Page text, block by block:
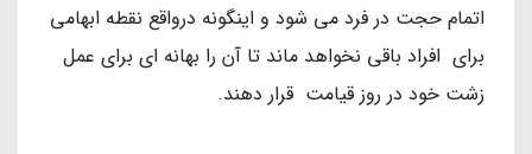
اتمام حجت در فرد می شود و اینگونه درواقع نقطه ابهامی
برای افراد باقی نخواهد ماند تا آن را بهانه ای برای عمل
زشت خود در روز قیامت قرار دهند.